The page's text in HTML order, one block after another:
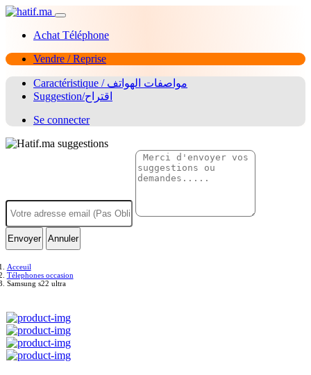
Achat Téléphone
Vendre / Reprise
Caractéristique / مواصفات الهواتف
Suggestion/اقتراح
Se connecter
Envoyer Annuler
Acceuil
Télephones occasion
Samsung s22 ultra